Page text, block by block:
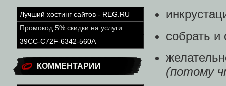
Лучший хостинг сайтов - REG.RU
Промокод 5% скидки на услуги
39CC-C72F-6342-560A
КОММЕНТАРИИ
собрать
(потому